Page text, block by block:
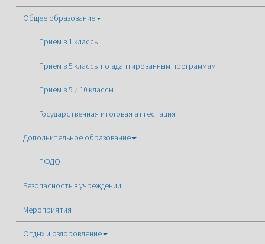
Общее образование
Прием в 1 классы
Прием в 5 классы по адаптированным программам
Прием в 5 и 10 классы
Государственная итоговая аттестация
Дополнительное образование
ПФДО
Безопасность в учреждении
Мероприятия
Отдых и оздоровление